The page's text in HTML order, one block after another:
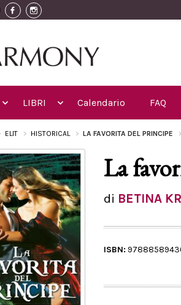
LIBRI Calendario FAQ
ELIT HISTORICAL LA FAVORITA DEL PRINCIPE
La
di BETINA
ISBN: